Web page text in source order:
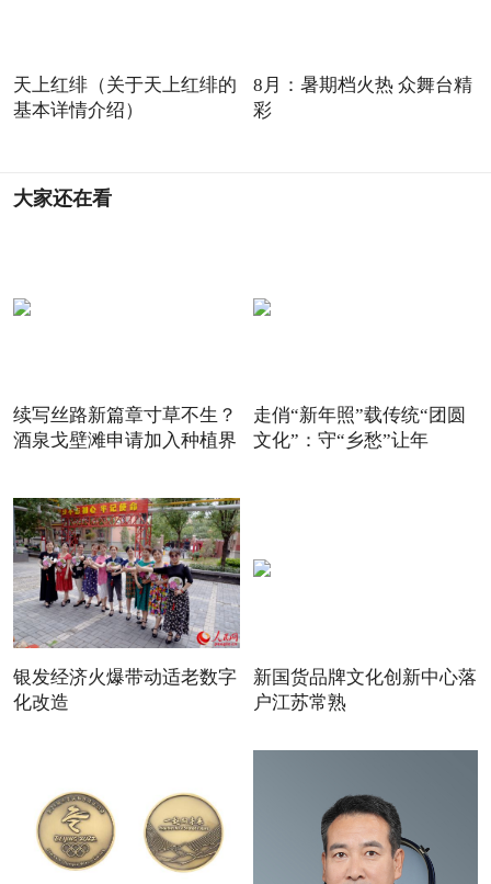
天上红绯（关于天上红绯的
基本详情介绍）
8月：暑期档火热 众舞台精
彩
大家还在看
续写丝路新篇章寸草不生？
酒泉戈壁滩申请加入种植界
走俏“新年照”载传统“团圆
文化”：守“乡愁”让年
银发经济火爆带动适老数字
化改造
新国货品牌文化创新中心落
户江苏常熟